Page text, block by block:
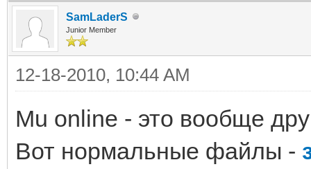
SamLaderS
Junior Member
12-18-2010, 10:44 AM
Mu online - это вообще
Вот нормальные файлы -